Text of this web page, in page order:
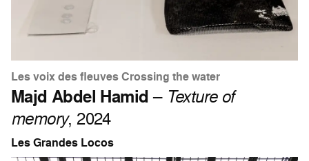
Les voix des fleuves Crossing the water
Majd Abdel Hamid – Texture of
memory, 2024
Les Grandes Locos